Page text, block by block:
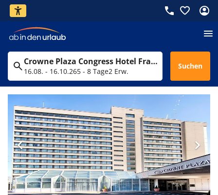
Crowne Plaza Congress Hotel Frankfurt
16.08. - 16.10.265 - 8 Tage2 Erw.
Suchen